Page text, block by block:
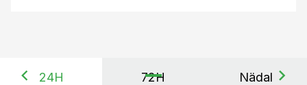
24H 72H Nädal